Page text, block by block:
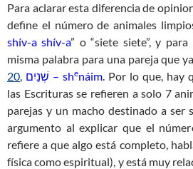
Para aclarar esta diferencia de
define el número de animales
shív-a shív-a” o “siete siete”, y
misma palabra para una pareja que
20, שְׁנַיִם – shenáim. Por lo que, hay
las Escrituras se refieren a solo 7
parejas y un macho destinado a ser
argumento al explicar que el
refiere a que algo está completo,
física como espiritual), y está muy